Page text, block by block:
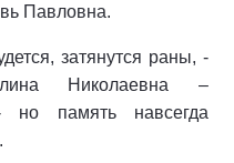
Павловна.
затянутся раны, -
Николаевна –
но память навсегда